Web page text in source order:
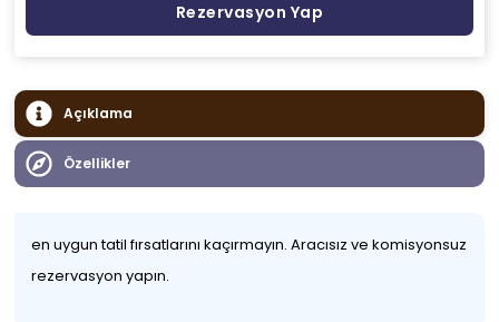
Rezervasyon Yap
Açıklama
Özellikler
en uygun tatil fırsatlarını kaçırmayın. Aracısız ve komisyonsuz
rezervasyon yapın.